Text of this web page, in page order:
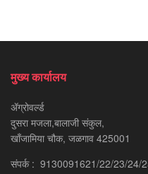
मुख्य कार्यालय
ॲग्रोवर्ल्ड
दुसरा मजला,बालाजी संकुल,
खाँजामिया चौक, जळगाव 425001
संपर्क : 9130091621/22/23/24/